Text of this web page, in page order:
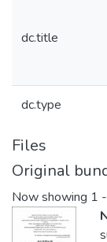
dc.title
dc.type
Files
Original
Now showing 1